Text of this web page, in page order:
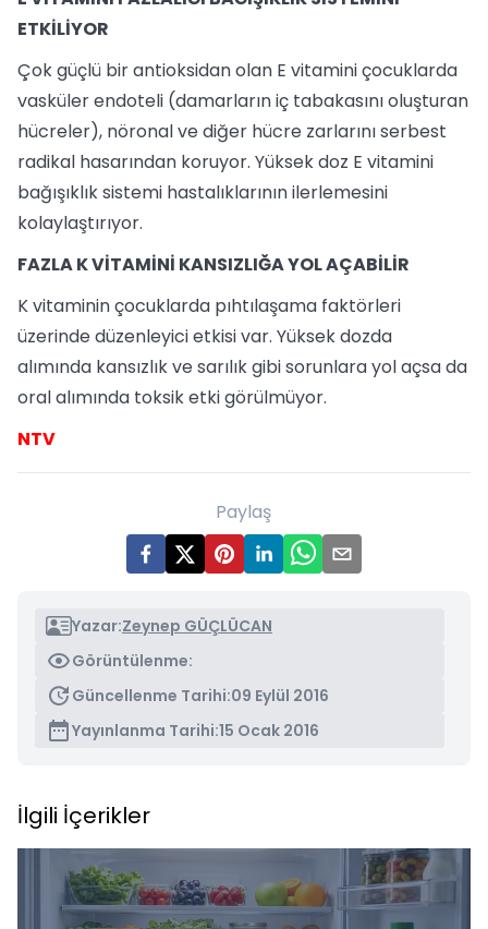
ETKİLİYOR
Çok güçlü bir antioksidan olan E vitamini çocuklarda
vasküler endoteli (damarların iç tabakasını oluşturan
hücreler), nöronal ve diğer hücre zarlarını serbest
radikal hasarından koruyor. Yüksek doz E vitamini
bağışıklık sistemi hastalıklarının ilerlemesini
kolaylaştırıyor.
FAZLA K VİTAMİNİ KANSIZLIĞA YOL AÇABİLİR
K vitaminin çocuklarda pıhtılaşama faktörleri
üzerinde düzenleyici etkisi var. Yüksek dozda
alımında kansızlık ve sarılık gibi sorunlara yol açsa da
oral alımında toksik etki görülmüyor.
NTV
Paylaş
Yazar:Zeynep GÜÇLÜCAN
Görüntülenme:
Güncellenme Tarihi:09 Eylül 2016
Yayınlanma Tarihi:15 Ocak 2016
İlgili İçerikler